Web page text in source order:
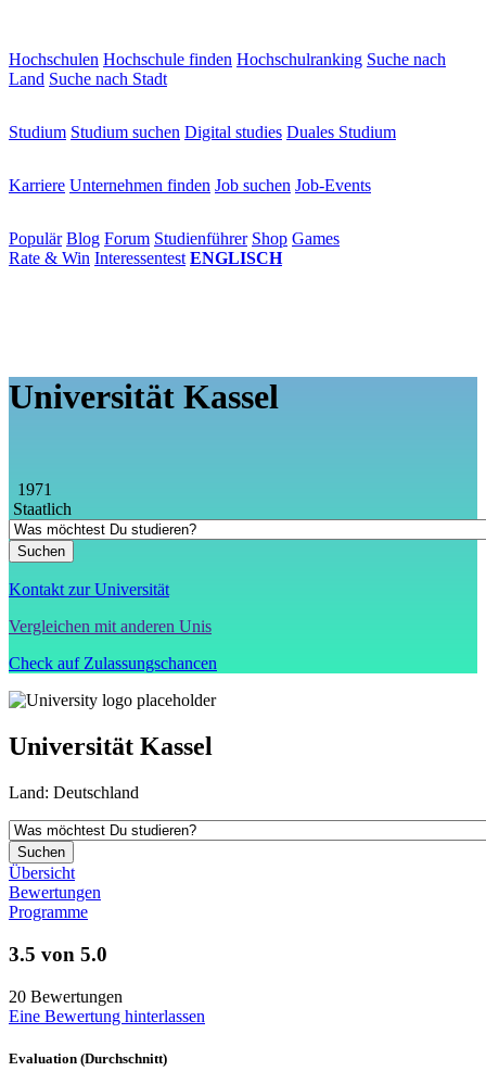
Hochschulen Hochschule finden Hochschulranking Suche nach
Land Suche nach Stadt
Studium Studium suchen Digital studies Duales Studium
Karriere Unternehmen finden Job suchen Job-Events
Populär Blog Forum Studienführer Shop Games
Rate & Win Interessentest ENGLISCH
Universität Kassel
1971
Staatlich
Kontakt zur Universität
Vergleichen mit anderen Unis
Check auf Zulassungschancen
Universität Kassel
Land: Deutschland
Übersicht
Bewertungen
Programme
3.5 von 5.0
20 Bewertungen
Eine Bewertung hinterlassen
Evaluation (Durchschnitt)